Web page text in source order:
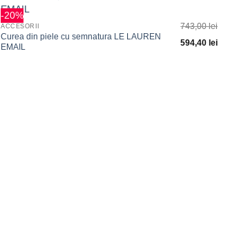
-20%
la
+
ACCESORII
Curea din piele cu semnatura LE LAUREN
EMAIL
743,00lei
594,40 lei